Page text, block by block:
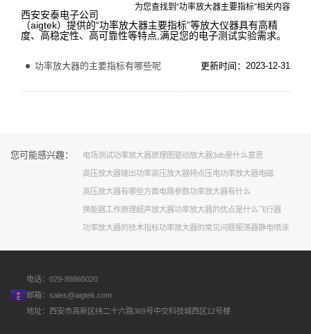
为您查找到“功率放大器主要指标”相关内容
西安安泰电子公司
（aigtek）提供的“功率放大器主要指标”等放大仪器具有高精
度、高稳定性、高可靠性等特点,满足您的电子测试实验需求。
功率放大器的主要指标有哪些呢 更新时间：2023-12-31
您可能感兴趣： 电场测试功率放大器原理图驱动放大器3db是什么意思
高压放大器输出功率高压放大器特点 压电功率放大器电磁
高压放大器有哪些方面电路参数功率放大器有什么
换能器工作原理超声放大器功率放大器的优点是什么飞行器
功率放大器的技术指标功率放大器的常见问题振荡器静电喷涂
电话：029-88865020
邮箱： sales@aigtek.com
地址：西安市高新区纬二十六路369号中交科技城西区12号楼